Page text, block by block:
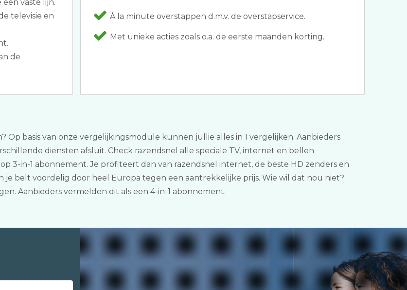
vaste lijn.
televisie en
de
À la minute overstappen d.m.v. de overstapservice.
Met unieke acties zoals o.a. de eerste maanden korting.
Op basis van onze vergelijkingsmodule kunnen jullie alles in 1 vergelijken. Aanbieders
diensten afsluit. Check razendsnel alle speciale TV, internet en bellen
3-in-1 abonnement. Je profiteert dan van razendsnel internet, de beste HD zenders en
je belt voordelig door heel Europa tegen een aantrekkelijke prijs. Wie wil dat nou niet?
Aanbieders vermelden dit als een 4-in-1 abonnement.